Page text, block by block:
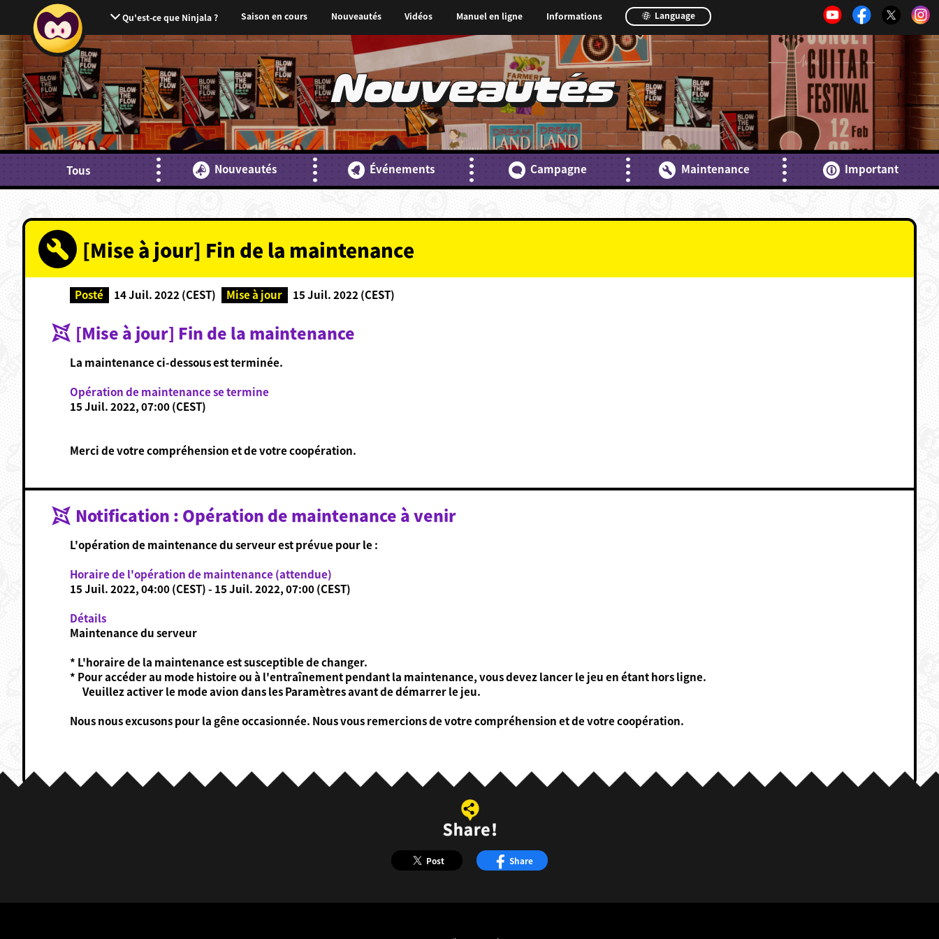
Qu'est-ce que Ninjala ? Saison en cours Nouveautés Vidéos Manuel en ligne Informations Language
Nouveautés
Tous Nouveautés Événements Campagne Maintenance Important
[Mise à jour] Fin de la maintenance
Posté 14 Juil. 2022 (CEST) Mise à jour 15 Juil. 2022 (CEST)
[Mise à jour] Fin de la maintenance
La maintenance ci-dessous est terminée.
Opération de maintenance se termine
15 Juil. 2022, 07:00 (CEST)
Merci de votre compréhension et de votre coopération.
Notification : Opération de maintenance à venir
L'opération de maintenance du serveur est prévue pour le :
Horaire de l'opération de maintenance (attendue)
15 Juil. 2022, 04:00 (CEST) - 15 Juil. 2022, 07:00 (CEST)
Détails
Maintenance du serveur
* L'horaire de la maintenance est susceptible de changer.
* Pour accéder au mode histoire ou à l'entraînement pendant la maintenance, vous devez lancer le jeu en étant hors ligne.
Veuillez activer le mode avion dans les Paramètres avant de démarrer le jeu.
Nous nous excusons pour la gêne occasionnée. Nous vous remercions de votre compréhension et de votre coopération.
Post Share